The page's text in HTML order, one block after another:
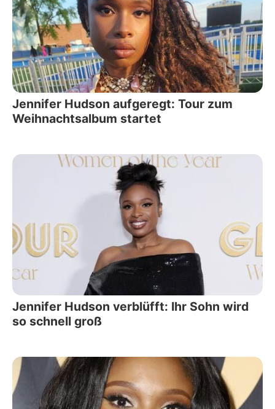
Jennifer Hudson aufgeregt: Tour zum
Weihnachtsalbum startet
Jennifer Hudson verblüfft: Ihr Sohn wird
so schnell groß